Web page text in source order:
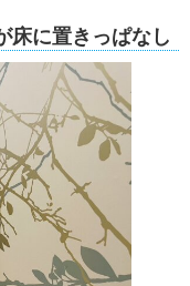
床に置きっぱなし